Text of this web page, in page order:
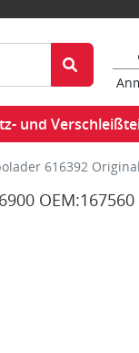
und
616392
OEM:167560